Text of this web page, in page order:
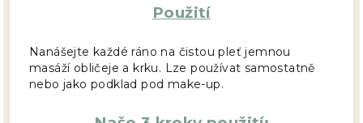
Použití
Nanášejte každé ráno na čistou pleť jemnou
masáží obličeje a krku. Lze používat samostatně
nebo jako podklad pod make-up.